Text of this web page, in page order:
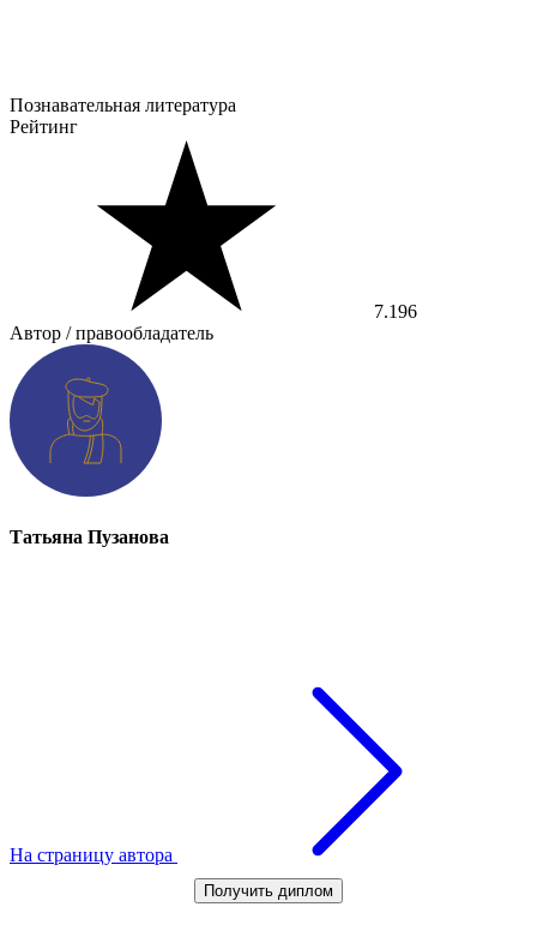
Познавательная литература
Рейтинг
7.196
Автор / правообладатель
Татьяна Пузанова
На страницу автора
Получить диплом